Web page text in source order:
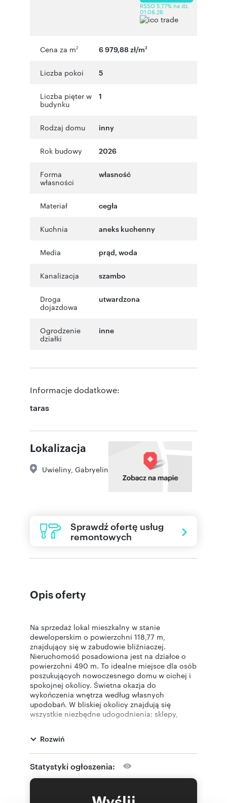
RSSO 5,77% na dz.
01.06.26
Cena za m2 6 979,88 zł/m2
Liczba pokoi 5
Liczba pięter w
budynku
1
Rodzaj domu inny
Rok budowy 2026
Forma
własności
własność
Materiał cegła
Kuchnia aneks kuchenny
Media prąd, woda
Kanalizacja szambo
Droga
dojazdowa
utwardzona
Ogrodzenie
działki
inne
Informacje dodatkowe:
taras
Lokalizacja
Uwieliny Gabryelin
Sprawdź ofertę usług
remontowych
Opis oferty
Na sprzedaż lokal mieszkalny w stanie
deweloperskim o powierzchni 118,77 m,
znajdujący się w zabudowie bliźniaczej.
Nieruchomość posadowiona jest na działce o
powierzchni 490 m. To idealne miejsce dla osób
poszukujących nowoczesnego domu w cichej i
spokojnej okolicy. Świetna okazja do
wykończenia wnętrza według własnych
upodobań. W bliskiej okolicy znajdują się
wszystkie niezbędne udogodnienia: sklepy,
Parter:
Wiatrołap - 2,35 mKorytarz - 3,75 mGabinet -
8,19 mŁazienka - 3,33 mSchowek - 1,18 m (3,25
m)Kuchnia - 6,41 mSalon + Jadalnia - 22,66
mGaraż - 18,66 m Piętro:
mPokój - 10,12 mPokój - 14,32 mPokój - 10,44 m
Rozwiń
Statystyki ogłoszenia: